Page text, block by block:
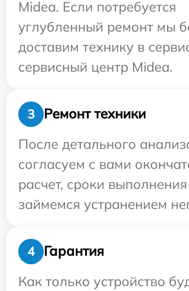
Midea. Если потребуется
углубленный ремонт мы
доставим технику в
сервисный центр Midea.
3
Ремонт техники
После детального
согласуем с вами
расчет, сроки
займемся устранением
4
Гарантия
Как только устройство